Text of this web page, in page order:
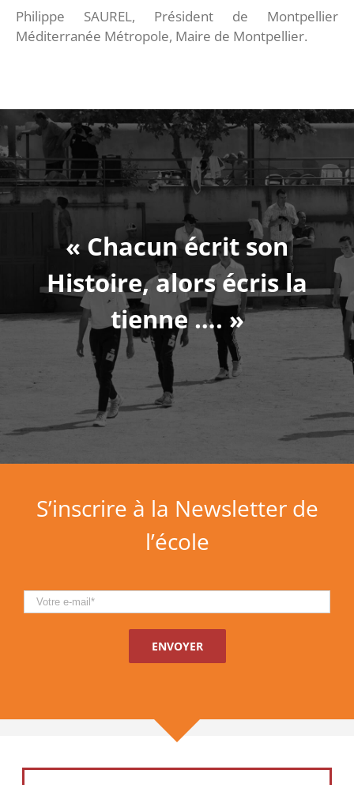
Philippe SAUREL, Président de Montpellier
Méditerranée Métropole, Maire de Montpellier.
« Chacun écrit son
Histoire, alors écris la
tienne …. »
S’inscrire à la Newsletter de
l’école